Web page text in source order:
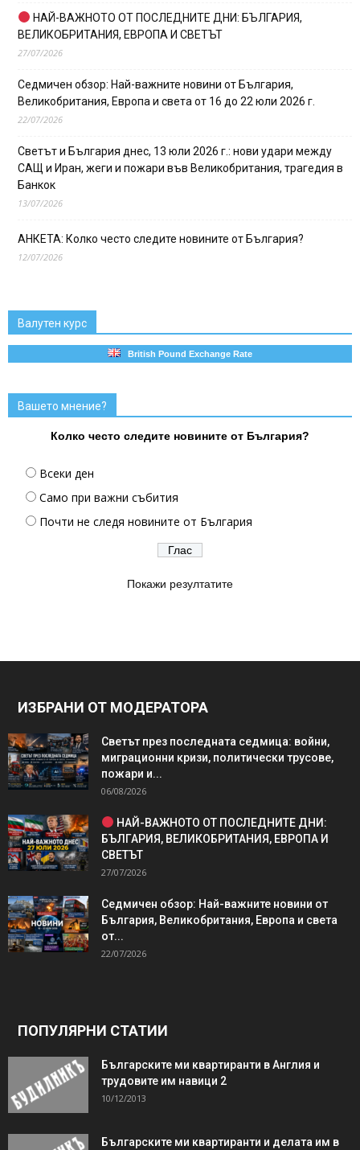
НАЙ-ВАЖНОТО ОТ ПОСЛЕДНИТЕ ДНИ: БЪЛГАРИЯ,
ВЕЛИКОБРИТАНИЯ, ЕВРОПА И СВЕТЪТ
27/07/2026
Седмичен обзор: Най-важните новини от България,
Великобритания, Европа и света от 16 до 22 юли 2026 г.
22/07/2026
Светът и България днес, 13 юли 2026 г.: нови удари между
САЩ и Иран, жеги и пожари във Великобритания, трагедия в
Банкок
13/07/2026
АНКЕТА: Колко често следите новините от България?
12/07/2026
Валутен курс
British Pound Exchange Rate
Вашето мнение?
Колко често следите новините от България?
Всеки ден
Само при важни събития
Почти не следя новините от България
Покажи резултатите
ИЗБРАНИ ОТ МОДЕРАТОРА
Светът през последната седмица: войни,
миграционни кризи, политически трусове,
пожари и...
06/08/2026
НАЙ-ВАЖНОТО ОТ ПОСЛЕДНИТЕ ДНИ:
БЪЛГАРИЯ, ВЕЛИКОБРИТАНИЯ, ЕВРОПА И
СВЕТЪТ
27/07/2026
Седмичен обзор: Най-важните новини от
България, Великобритания, Европа и света
от...
22/07/2026
ПОПУЛЯРНИ СТАТИИ
Българските ми квартиранти в Англия и
трудовите им навици 2
10/12/2013
Българските ми квартиранти и делата им в